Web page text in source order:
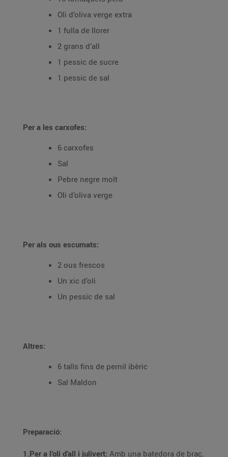
Oli d’oliva verge extra
1 fulla de llorer
2 grans d’all
1 pessic de sucre
1 pessic de sal
Per a les carxofes:
6 carxofes
Sal
Pebre negre molt
Oli d’oliva verge
Per als ous escumats:
2 ous frescos
Un xic d’oli
Un pessic de sal
Altres:
6 talls fins de pernil ibèric
Sal Maldon
Preparació:
1.Per a l’oli d’all i julivert: Amb una batedora de braç,